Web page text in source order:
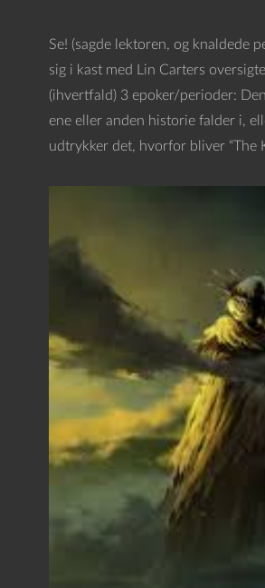
Se! (sagde lektoren, og knaldede
sig i kast med Lin Carters
(ihvertfald) 3 epoker/perioder:
ene eller anden historie falder i,
udtrykker det, hvorfor bliver “The